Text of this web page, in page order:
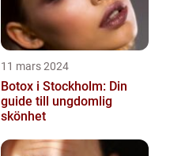
11 mars 2024
Botox i Stockholm: Din
guide till ungdomlig
skönhet